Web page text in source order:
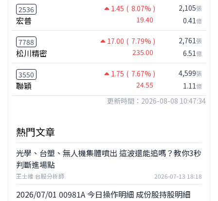
2536 1.45 ( 8.07% )
宏普 19.40
2,105張
0.41億
7788 17.00 ( 7.79% )
松川精密 235.00
2,761張
6.51億
3550 1.75 ( 7.67% )
聯穎 24.55
4,599張
1.11億
更新時間：2026-08-08 10:47:34
熱門文章
光學、台塑、無人機集體噴出 這波還能追嗎？教你3秒
判斷進場點
王士維 台股分析師 2026-07-13 18:18
2026/07/01 00981A 今日操作明細 成份股持股明細